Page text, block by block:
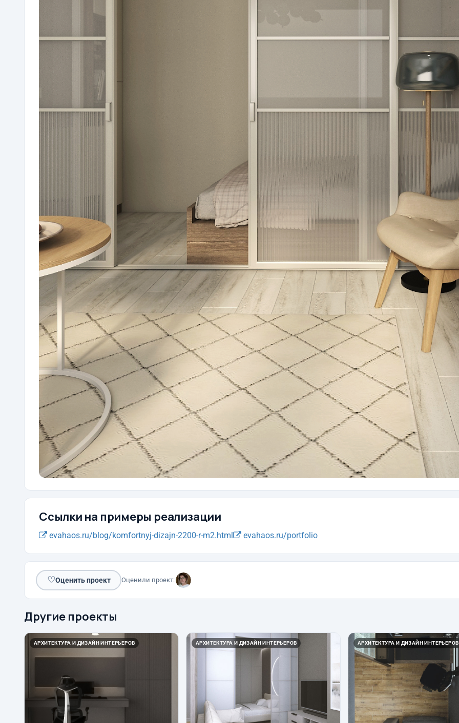
Ссылки на примеры реализации
evahaos.ru/blog/komfortnyj-dizajn-2200-r-m2.html evahaos.ru/portfolio
♡Оценить проект Оценили проект:
Другие проекты
АРХИТЕКТУРА И ДИЗАЙН ИНТЕРЬЕРОВ АРХИТЕКТУРА И ДИЗАЙН ИНТЕРЬЕРОВ АРХИТЕКТУРА И ДИЗАЙН ИНТЕРЬЕРОВ